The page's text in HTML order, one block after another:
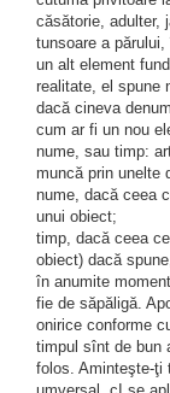
căsătorie, adulter,
tunsoare a
un alt element
realitate, el spune
dacă cineva
cum ar fi un nou
nume, sau timp:
muncă prin unelte
nume, dacă ceea
unui obiect;
timp, dacă ceea
obiect) ­dacă
în anumite
fie de săpăligă.
onirice conforme
timpul sînt de bun
folos. Aminteşte-ţi